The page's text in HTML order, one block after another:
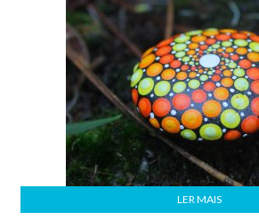
LER MAIS